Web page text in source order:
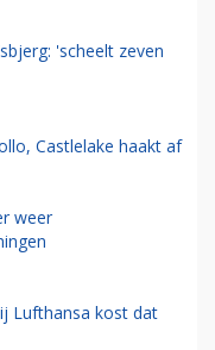
'scheelt zeven
Castlelake haakt af
weer
Lufthansa kost dat